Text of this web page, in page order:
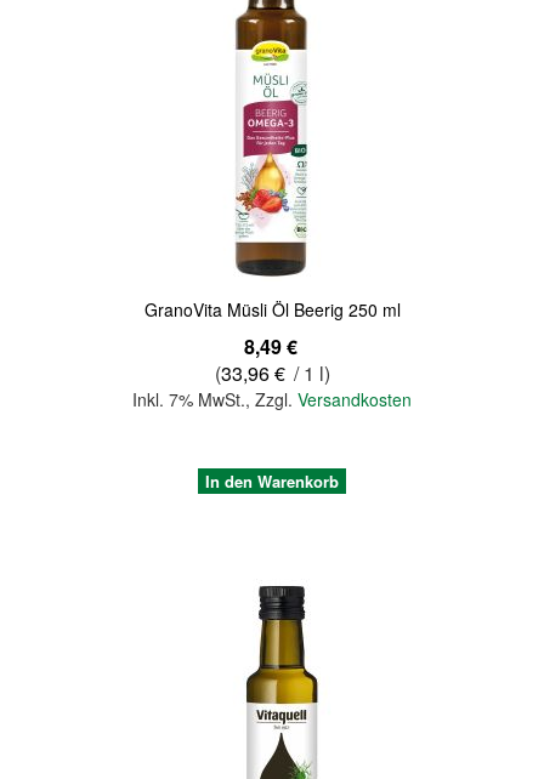
GranoVita Müsli Öl Beerig 250 ml
8,49 €
(33,96 € / 1 l)
Inkl. 7% MwSt., Zzgl. Versandkosten
In den Warenkorb